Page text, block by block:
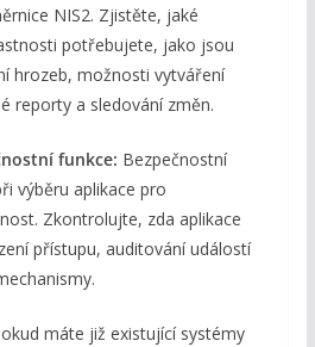
NIS2. Zjistěte, jaké
potřebujete, jako jsou
hrozeb, možnosti vytváření
reporty a sledování změn.
funkce: Bezpečnostní
výběru aplikace pro
Zkontrolujte, zda aplikace
přístupu, auditování událostí
máte již existující systémy